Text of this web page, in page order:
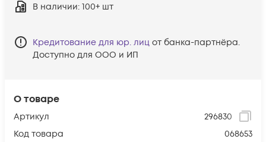
О товаре
Артикул
296830
Код товара
068653
В наличии: 100+ шт
Кредитование для юр. лиц от банка-партнёра.
Доступно для ООО и ИП